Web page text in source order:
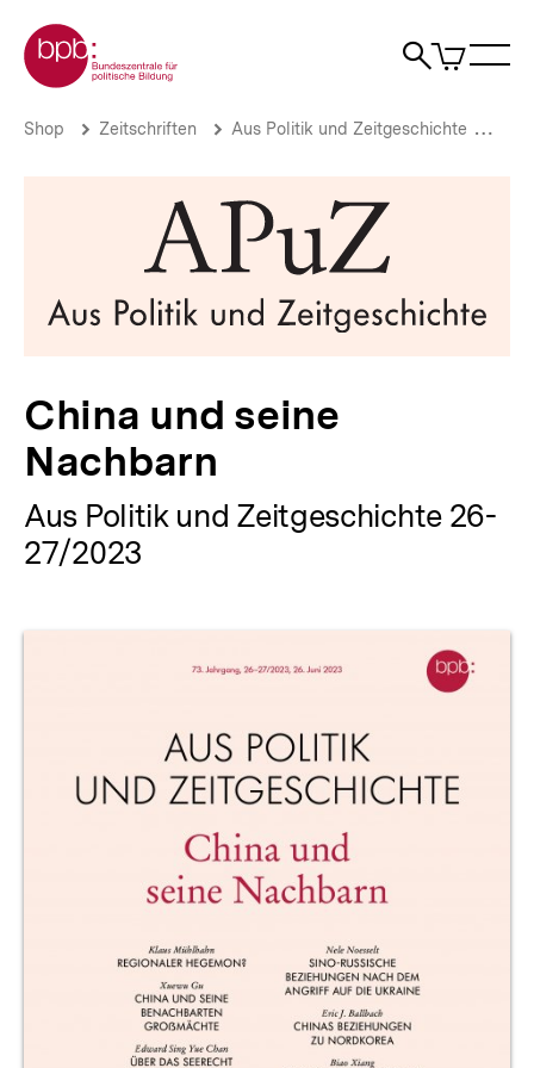
zum
Seiteninhalt
springen
Zur Startseite der bpb
Suche
Artikel
im
China
seine
Brotkrümelnavigation
Pfadnavigation
Shop Zeitschriften Aus Politik und Zeitgeschichte
China und seine
Nachbarn
Aus Politik und Zeitgeschichte 26-
27/2023